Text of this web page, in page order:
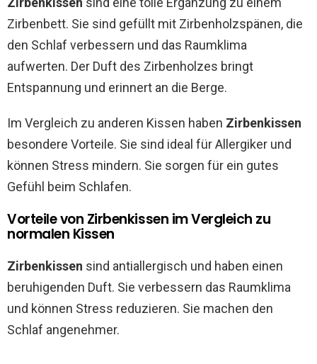
Zirbenbett. Sie sind gefüllt mit Zirbenholzspänen, die
den Schlaf verbessern und das Raumklima
aufwerten. Der Duft des Zirbenholzes bringt
Entspannung und erinnert an die Berge.
Im Vergleich zu anderen Kissen haben Zirbenkissen
besondere Vorteile. Sie sind ideal für Allergiker und
können Stress mindern. Sie sorgen für ein gutes
Gefühl beim Schlafen.
Vorteile von Zirbenkissen im Vergleich zu
normalen Kissen
Zirbenkissen sind antiallergisch und haben einen
beruhigenden Duft. Sie verbessern das Raumklima
und können Stress reduzieren. Sie machen den
Schlaf angenehmer.